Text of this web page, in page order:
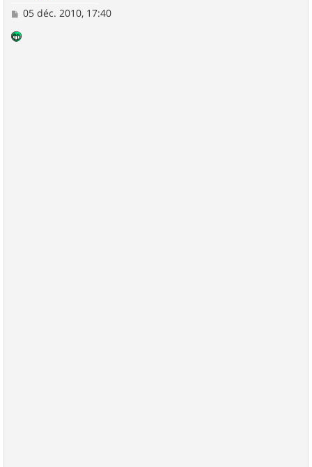
M
s
05 déc. 2010, 17:40